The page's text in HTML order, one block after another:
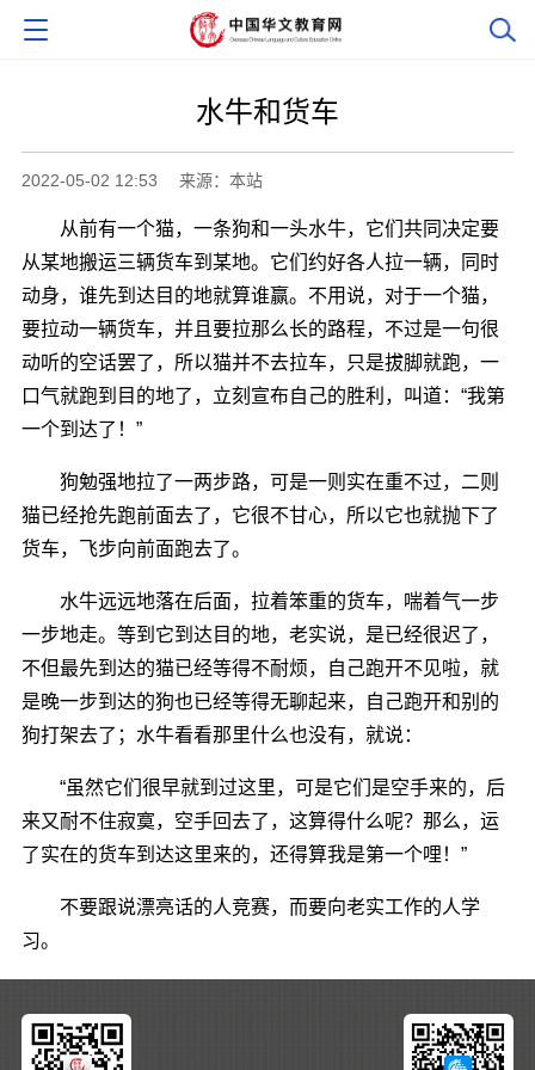
水牛和货车
2022-05-02 12:53 来源：本站
从前有一个猫，一条狗和一头水牛，它们共同决定要
从某地搬运三辆货车到某地。它们约好各人拉一辆，同时
动身，谁先到达目的地就算谁赢。不用说，对于一个猫，
要拉动一辆货车，并且要拉那么长的路程，不过是一句很
动听的空话罢了，所以猫并不去拉车，只是拔脚就跑，一
口气就跑到目的地了，立刻宣布自己的胜利，叫道：“我第
一个到达了！”
狗勉强地拉了一两步路，可是一则实在重不过，二则
猫已经抢先跑前面去了，它很不甘心，所以它也就抛下了
货车，飞步向前面跑去了。
水牛远远地落在后面，拉着笨重的货车，喘着气一步
一步地走。等到它到达目的地，老实说，是已经很迟了，
不但最先到达的猫已经等得不耐烦，自己跑开不见啦，就
是晚一步到达的狗也已经等得无聊起来，自己跑开和别的
狗打架去了；水牛看看那里什么也没有，就说：
“虽然它们很早就到过这里，可是它们是空手来的，后
来又耐不住寂寞，空手回去了，这算得什么呢？那么，运
了实在的货车到达这里来的，还得算我是第一个哩！”
不要跟说漂亮话的人竞赛，而要向老实工作的人学
习。